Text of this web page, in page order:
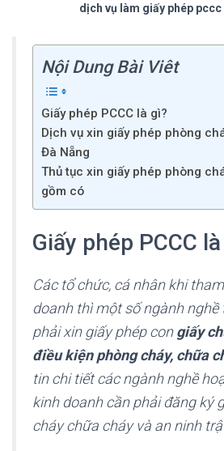
dịch vụ làm giấy phép
Nội Dung Bài Viêt
Giấy phép PCCC là gì?
Dịch vụ xin giấy phép phòng
Đà Nẵng
Thủ tục xin giấy phép phòng
gồm có
Giấy phép PCCC
Các tổ chức, cá nhân khi
doanh thì một số ngành nghề
phải xin giấy phép congiấy
điều kiện phòng cháy, chữa
tin chi tiết các ngành nghề
kinh doanh cần phải đăng ký
cháy chữa cháy và an ninh